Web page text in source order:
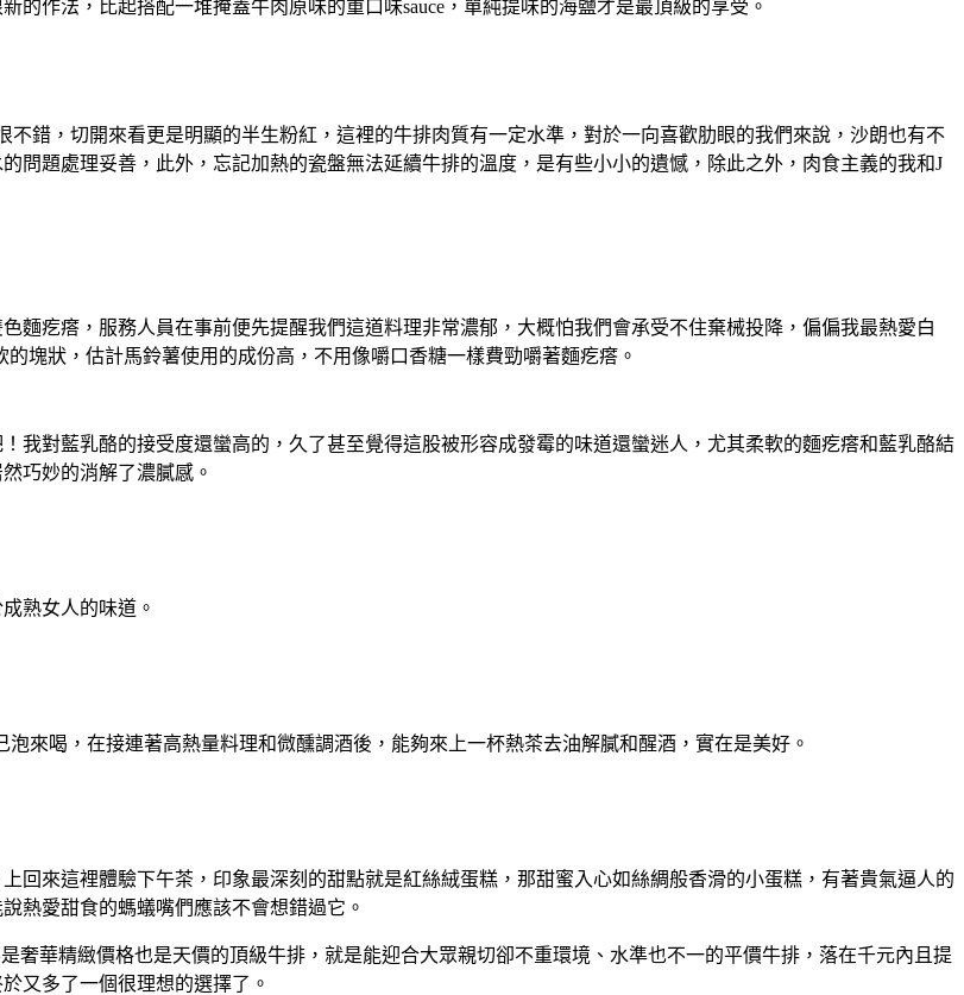
作法，比起搭配一堆掩蓋牛肉原味的重口味sauce，單純提味的海鹽才是最頂級的享受。
錯，切開來看更是明顯的半生粉紅，這裡的牛排肉質有一定水準，對於一向喜歡肋眼的我們來說，沙朗也有不
問題處理妥善，此外，忘記加熱的瓷盤無法延續牛排的溫度，是有些小小的遺憾，除此之外，肉食主義的我和J
麵疙瘩，服務人員在事前便先提醒我們這道料理非常濃郁，大概怕我們會承受不住棄械投降，偏偏我最熱愛白
塊狀，估計馬鈴薯使用的成份高，不用像嚼口香糖一樣費勁嚼著麵疙瘩。
我對藍乳酪的接受度還蠻高的，久了甚至覺得這股被形容成發霉的味道還蠻迷人，尤其柔軟的麵疙瘩和藍乳酪結
巧妙的消解了濃膩感。
熟女人的味道。
來喝，在接連著高熱量料理和微醺調酒後，能夠來上一杯熱茶去油解膩和醒酒，實在是美好。
回來這裡體驗下午茶，印象最深刻的甜點就是紅絲絨蛋糕，那甜蜜入心如絲綢般香滑的小蛋糕，有著貴氣逼人的
熱愛甜食的螞蟻嘴們應該不會想錯過它。
奢華精緻價格也是天價的頂級牛排，就是能迎合大眾親切卻不重環境、水準也不一的平價牛排，落在千元內且提
又多了一個很理想的選擇了。